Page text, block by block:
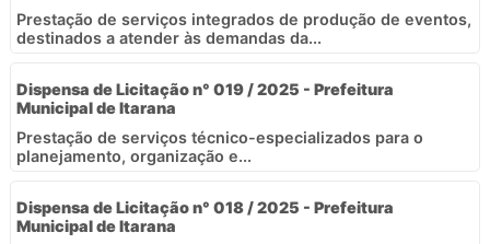
Prestação de serviços integrados de produção de eventos,
destinados a atender às demandas da...
Dispensa de Licitação n° 019 / 2025 - Prefeitura
Municipal de Itarana
Prestação de serviços técnico-especializados para o
planejamento, organização e...
Dispensa de Licitação n° 018 / 2025 - Prefeitura
Municipal de Itarana